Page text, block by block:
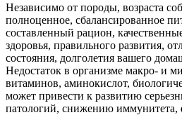
Независимо от породы, возраста
полноценное, сбалансированное
составленный рацион,
здоровья, правильного развития,
состояния, долголетия вашего
Недостаток в организме макро- и
витаминов, аминокислот,
может привести к развитию
патологий, снижению иммунитета,